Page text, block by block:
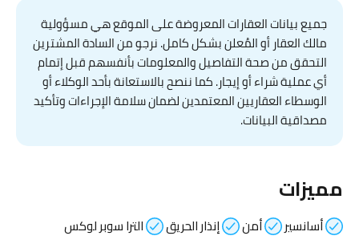
جميع بيانات العقارات المعروضة على الموقع هي مسؤولية
مالك العقار أو المُعلن بشكل كامل. نرجو من السادة المشترين
التحقق من صحة التفاصيل والمعلومات بأنفسهم قبل إتمام
أي عملية شراء أو إيجار. كما ننصح بالاستعانة بأحد الوكلاء أو
الوسطاء العقاريين المعتمدين لضمان سلامة الإجراءات وتأكيد
مصداقية البيانات.
مميزات
أسانسير أمن إنذار الحريق
الترا سوبر لوكس